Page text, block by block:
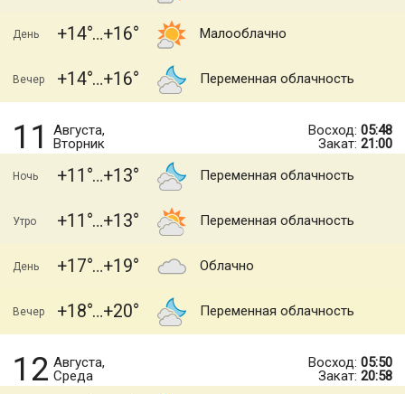
День +14 +16 Малооблачно
Вечер +14 +16 Переменная облачность
11
Августа,
Вторник
Восход: 05:48
Закат: 21:00
Ночь +11 +13 Переменная облачность
Утро +11 +13 Переменная облачность
День +17 +19 Облачно
Вечер +18 +20 Переменная облачность
12 Августа,
Среда
Восход: 05:50
Закат: 20:58